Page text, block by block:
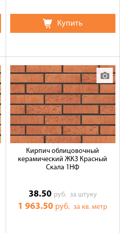
Купить
Кирпич облицовочный
керамический ЖКЗ Красный
Скала 1НФ
38.50 руб. за штуку
1 963.50 руб.за кв. метр